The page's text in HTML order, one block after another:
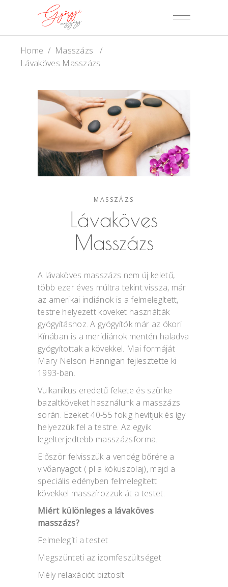
Home / Masszázs
/
Lávaköves Masszázs
MASSZÁZS
Lávaköves
Masszázs
A lávaköves masszázs nem új keletű,
több ezer éves múltra tekint vissza, már
az amerikai indiánok is a felmelegített,
testre helyezett köveket használták
gyógyításhoz. A gyógyítók már az ókori
Kínában is a meridiánok mentén haladva
gyógyítottak a kövekkel. Mai formáját
Mary Nelson Hannigan fejlesztette ki
1993-ban.
Vulkanikus eredetű fekete és szürke
bazaltköveket használunk a masszázs
során. Ezeket 40-55 fokig hevítjük és így
helyezzük fel a testre. Az egyik
legelterjedtebb masszázsforma.
Először felvisszük a vendég bőrére a
vivőanyagot ( pl a kókuszolaj), majd a
speciális edényben felmelegített
kövekkel masszírozzuk át a testet.
Miért különleges a lávaköves
masszázs?
Felmelegíti a testet
Megszünteti az izomfeszültséget
Mély relaxációt biztosít